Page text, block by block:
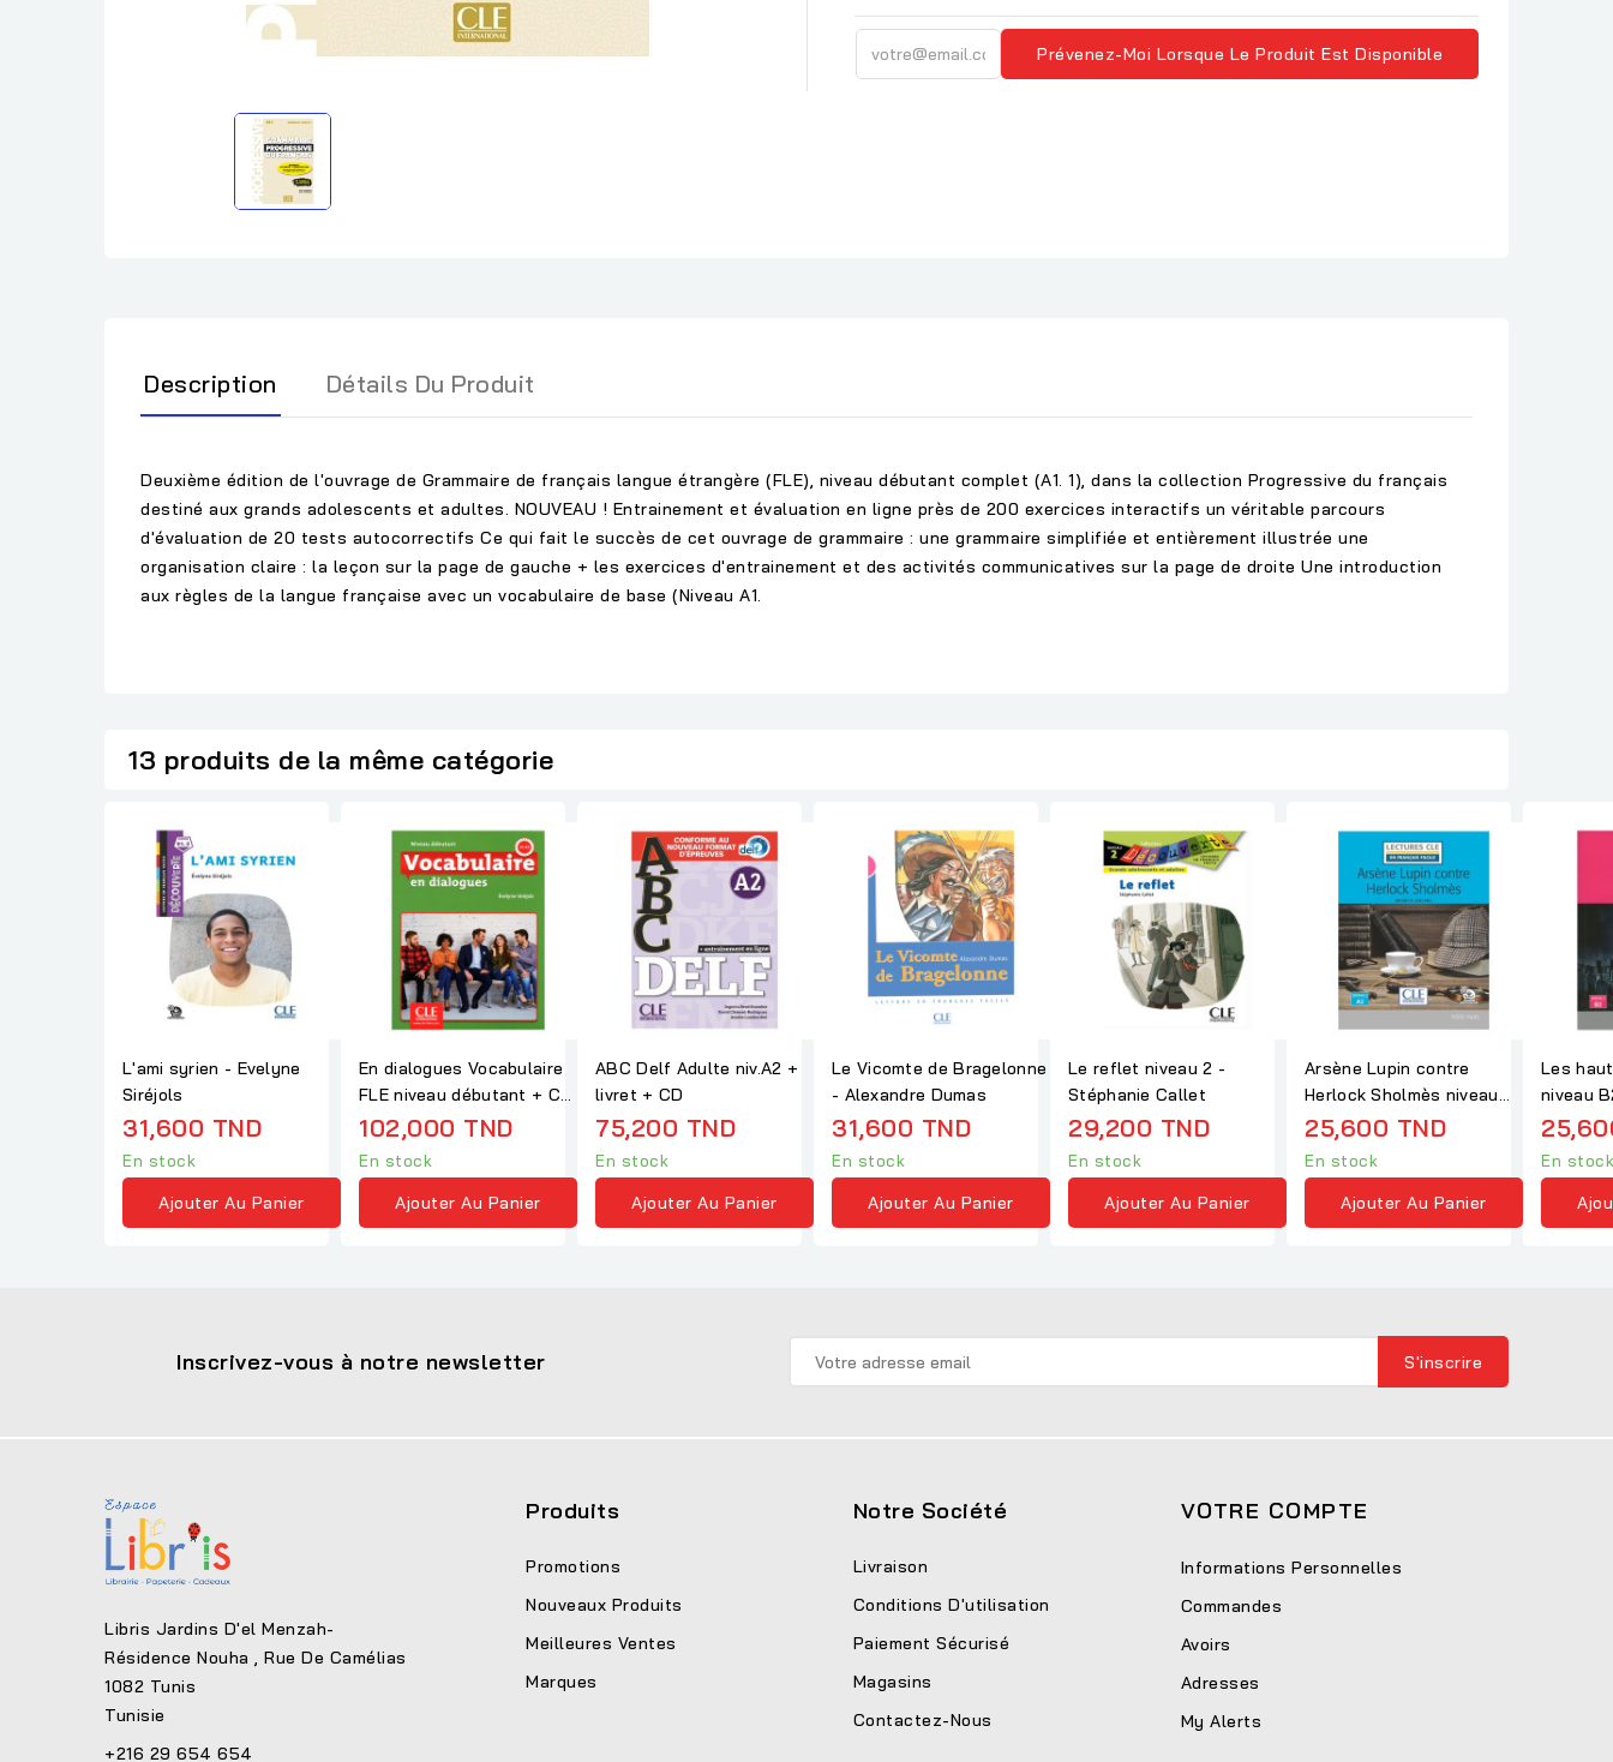
Prévenez-Moi Lorsque Le Produit Est Disponible
Description Détails Du Produit
Deuxième édition de l'ouvrage de Grammaire de français langue étrangère (FLE), niveau débutant complet (A1. 1), dans la collection Progressive du français
destiné aux grands adolescents et adultes. NOUVEAU ! Entrainement et évaluation en ligne près de 200 exercices interactifs un véritable parcours
d'évaluation de 20 tests autocorrectifs Ce qui fait le succès de cet ouvrage de grammaire : une grammaire simplifiée et entièrement illustrée une
organisation claire : la leçon sur la page de gauche + les exercices d'entrainement et des activités communicatives sur la page de droite Une introduction
aux règles de la langue française avec un vocabulaire de base (Niveau A1.
13 produits de la même catégorie
L'ami syrien - Evelyne
Siréjols
31,600 TND
En stock
Ajouter Au Panier
En dialogues Vocabulaire
FLE niveau débutant + CD
2ème ED.
102,000 TND
En stock
Ajouter Au Panier
ABC Delf Adulte niv.A2 +
livret + CD
75,200 TND
En stock
Ajouter Au Panier
Le Vicomte de Bragelonne
- Alexandre Dumas
31,600 TND
En stock
Ajouter Au Panier
Le reflet niveau 2 -
Stéphanie Callet
29,200 TND
En stock
Ajouter Au Panier
Arsène Lupin contre
Herlock Sholmès niveau
A2 - Maurice Leblanc
25,600 TND
En stock
Ajouter Au Panier
Les
En stock
Inscrivez-vous à notre newsletter
Libris Jardins D'el Menzah-
Résidence Nouha , Rue De Camélias
1082 Tunis
Tunisie
+216 29 654 654
Produits
Promotions
Nouveaux Produits
Meilleures Ventes
Marques
Notre Société
Livraison
Conditions D'utilisation
Paiement Sécurisé
Magasins
Contactez-Nous
VOTRE COMPTE
Informations Personnelles
Commandes
Avoirs
Adresses
My Alerts